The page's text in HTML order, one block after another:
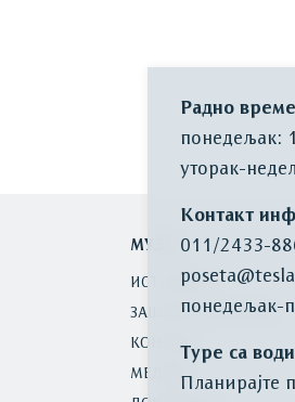
МУЗЕЈ
ИСТОРИЈАТ
ЗАШТИТА БАШТИНЕ
КОНТАКТ
МЕДИЈИ
Радно време
понедељак:
уторак-
Контакт
011/2433-
понедељaк-
Туре са
Планирајте